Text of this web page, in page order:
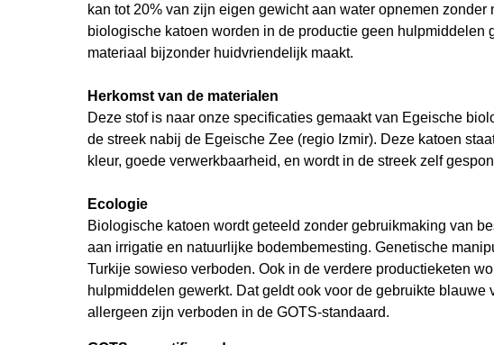
kan tot 20% van zijn eigen gewicht aan water opnemen
biologische katoen worden in de productie geen
materiaal bijzonder huidvriendelijk maakt.
Herkomst van de materialen
Deze stof is naar onze specificaties gemaakt van Egeische
de streek nabij de Egeische Zee (regio Izmir). Deze katoen
kleur, goede verwerkbaarheid, en wordt in de streek zelf
Ecologie
Biologische katoen wordt geteeld zonder gebruikmaking van
aan irrigatie en natuurlijke bodembemesting. Genetische
Turkije sowieso verboden. Ook in de verdere productieketen
hulpmiddelen gewerkt. Dat geldt ook voor de gebruikte blauwe
allergeen zijn verboden in de GOTS-standaard.